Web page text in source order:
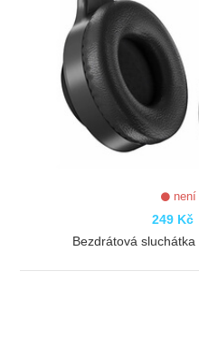
není
249 Kč
Bezdrátová